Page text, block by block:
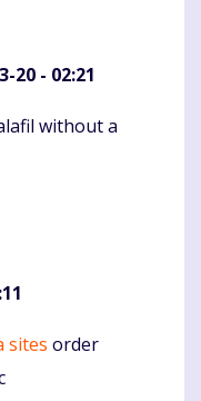
20 - 02:21
without a
sites order